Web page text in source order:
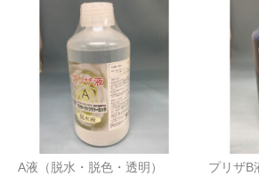
プリザ制作教室
花大学へのアクセス
A液（脱水・脱色・透明） プリザB